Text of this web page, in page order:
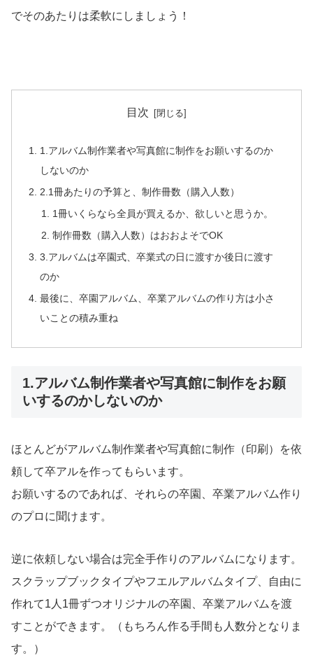
でそのあたりは柔軟にしましょう！
目次
1.アルバム制作業者や写真館に制作をお願いするのか
しないのか
2.1冊あたりの予算と、制作冊数（購入人数）
1冊いくらなら全員が買えるか、欲しいと思うか。
制作冊数（購入人数）はおおよそでOK
3.アルバムは卒園式、卒業式の日に渡すか後日に渡す
のか
最後に、卒園アルバム、卒業アルバムの作り方は小さ
いことの積み重ね
1.アルバム制作業者や写真館に制作をお願
いするのかしないのか
ほとんどがアルバム制作業者や写真館に制作（印刷）を依
頼して卒アルを作ってもらいます。
お願いするのであれば、それらの卒園、卒業アルバム作り
のプロに聞けます。
逆に依頼しない場合は完全手作りのアルバムになります。
スクラップブックタイプやフエルアルバムタイプ、自由に
作れて1人1冊ずつオリジナルの卒園、卒業アルバムを渡
すことができます。（もちろん作る手間も人数分となりま
す。）